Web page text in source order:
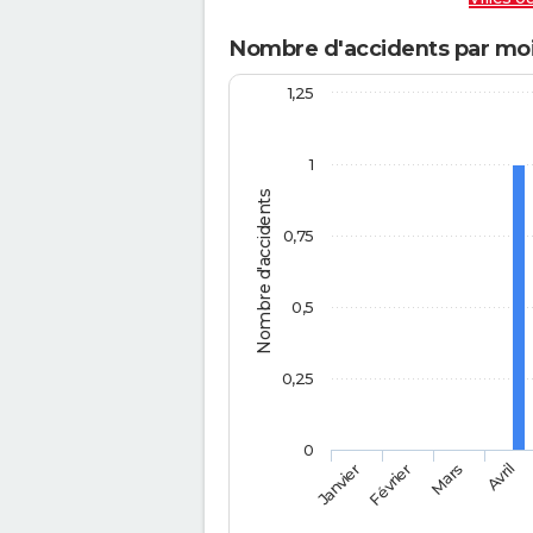
Nombre d'accidents par
Nombre d'accidents
JanvierFévrier Mars Avril
0
1
0,25
0,5
0,75
1,25